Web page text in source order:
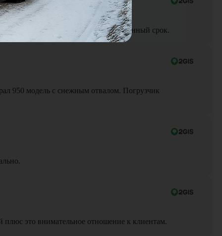
объекта была выполнена в оговоренный срок.
950 модель с снежным отвалом. Погрузчик
плюс это внимательное отношение к клиентам.